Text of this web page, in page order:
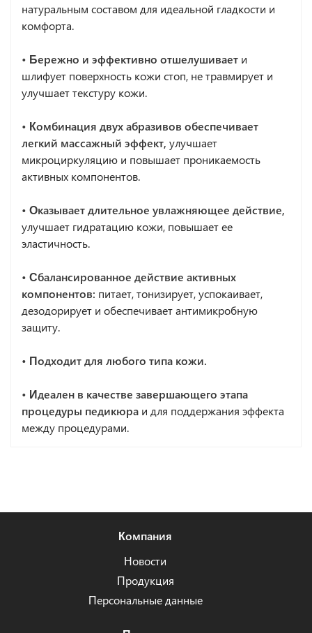
натуральным составом для идеальной гладкости и
комфорта.
• Бережно и эффективно отшелушивает и
шлифует поверхность кожи стоп, не травмирует и
улучшает текстуру кожи.
• Комбинация двух абразивов обеспечивает
легкий массажный эффект, улучшает
микроциркуляцию и повышает проникаемость
активных компонентов.
• Оказывает длительное увлажняющее действие,
улучшает гидратацию кожи, повышает ее
эластичность.
• Сбалансированное действие активных
компонентов: питает, тонизирует, успокаивает,
дезодорирует и обеспечивает антимикробную
защиту.
• Подходит для любого типа кожи.
• Идеален в качестве завершающего этапа
процедуры педикюра и для поддержания эффекта
между процедурами.
Компания
Новости
Продукция
Персональные данные